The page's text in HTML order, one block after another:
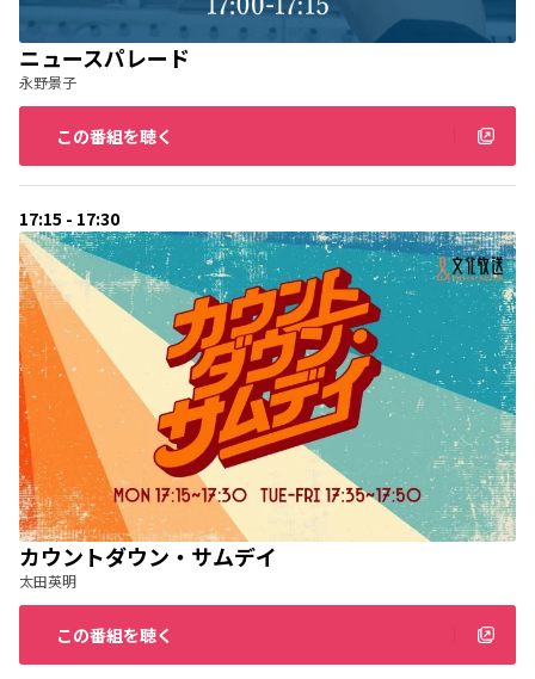
ニュースパレード
永野景子
この番組を聴く
17:15 - 17:30
カウントダウン・サムデイ
太田英明
この番組を聴く